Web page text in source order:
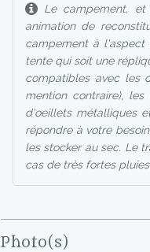
Le campement,
animation de
campement à l'aspect
tente qui soit une
compatibles avec les
mention contraire),
d'oeillets métalliques
répondre à votre
les stocker au sec. Le
cas de très fortes pluies.
Photo(s)